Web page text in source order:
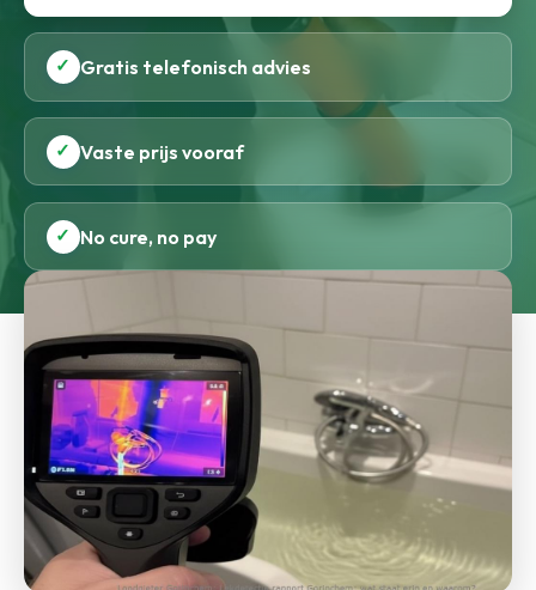
✓ Gratis telefonisch advies
✓ Vaste prijs vooraf
✓ No cure, no pay